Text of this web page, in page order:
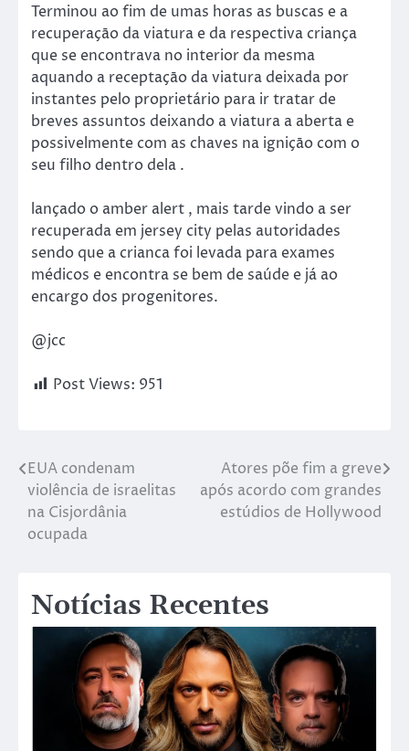
Terminou ao fim de umas horas as buscas e a
recuperaçāo da viatura e da respectiva criança
que se encontrava no interior da mesma
aquando a receptaçāo da viatura deixada por
instantes pelo proprietário para ir tratar de
breves assuntos deixando a viatura a aberta e
possivelmente com as chaves na igniçāo com o
seu filho dentro dela .
lançado o amber alert , mais tarde vindo a ser
recuperada em jersey city pelas autoridades
sendo que a crianca foi levada para exames
médicos e encontra se bem de saúde e já ao
encargo dos progenitores.
@jcc
Post Views: 951
EUA condenam
violência de israelitas
na Cisjordânia
ocupada
Atores põe fim a greve
após acordo com grandes
estúdios de Hollywood
Notícias Recentes